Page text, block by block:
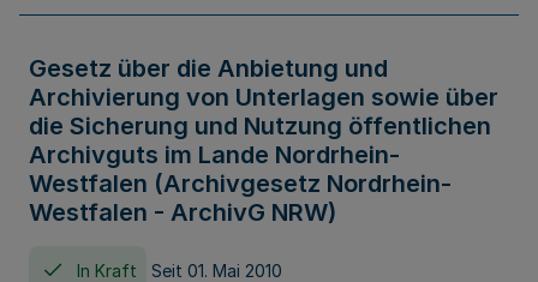
Gesetz über die Anbietung und
Archivierung von Unterlagen sowie über
die Sicherung und Nutzung öffentlichen
Archivguts im Lande Nordrhein-
Westfalen (Archivgesetz Nordrhein-
Westfalen - ArchivG NRW)
In Kraft Seit 01. Mai 2010